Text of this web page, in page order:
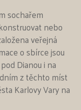
sochařem
nebo
veřejná
o sbírce jsou
Dianou i na
z těchto míst
Karlovy Vary na